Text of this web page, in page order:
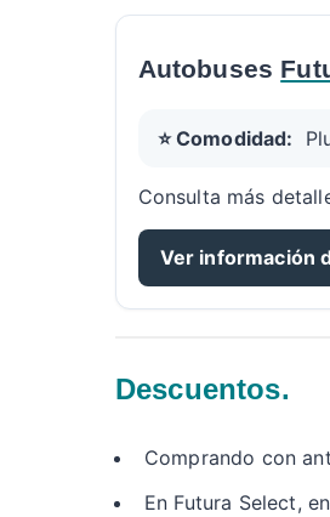
Autobuses
⭐ Comodidad:
Consulta más
Ver información
Descuentos.
Comprando con
En Futura Select,